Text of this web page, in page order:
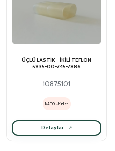
ÜÇLÜ LASTİK - İKİLİ TEFLON
5935-00-745-7886
10875101
NATO Ürünleri
Detaylar